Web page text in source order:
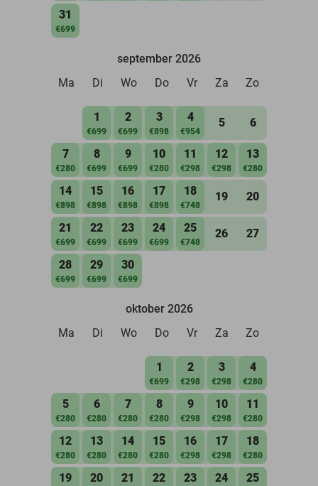
31
€699
september 2026
Ma
Di Wo Do Vr Za Zo
1
€699
2
€699
3
€898
4
€954
5 6
7
€280
8
€699
9
€699
10
€280
11
€298
12
€298
13
€280
14
€898
15
€898
16
€898
17
€898
18
€748
19 20
21
€699
22
€699
23
€699
24
€699
25
€748
26 27
28
€699
29
€699
30
€699
oktober 2026
Ma
Di Wo Do Vr Za Zo
1
€699
2
€298
3
€298
4
€280
5
€280
6
€280
7
€280
8
€280
9
€298
10
€298
11
€280
12
€280
13
€280
14
€280
15
€280
16
€298
17
€298
18
€280
19 20 21 22 23 24 25